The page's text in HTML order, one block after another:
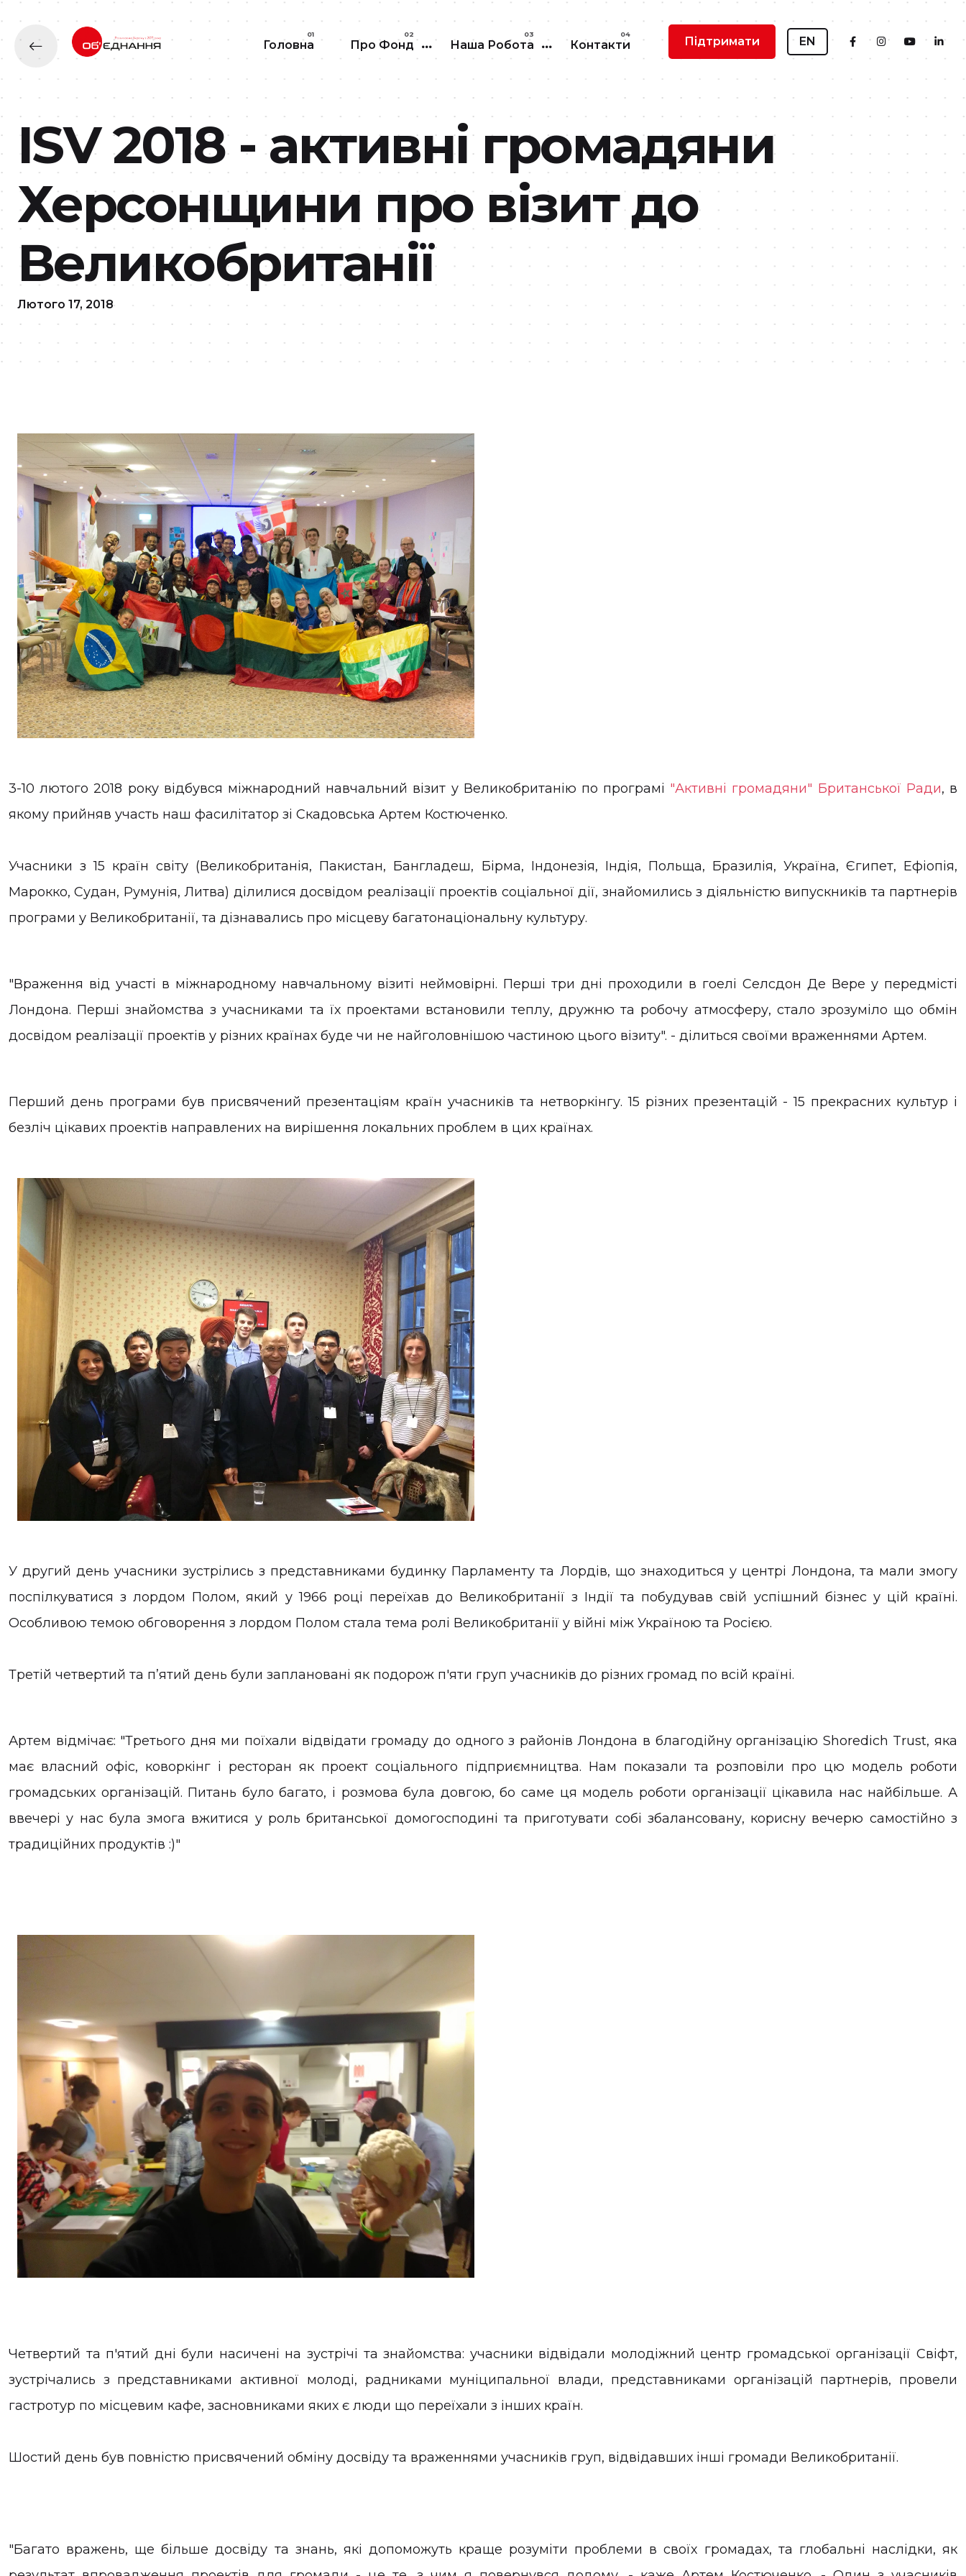
Перейти до основного вмісту
Головна
Про Фонд Наша Робота Контакти Підтримати EN
ISV 2018 - активні громадяни
Херсонщини про візит до
Великобританії
Лютого 17, 2018
3-10 лютого 2018 року відбувся міжнародний навчальний візит у Великобританію по програмі "Активні громадяни" Британської Ради, в
якому прийняв участь наш фасилітатор зі Скадовська Артем Костюченко.
Учасники з 15 країн світу (Великобританія, Пакистан, Бангладеш, Бірма, Індонезія, Індія, Польща, Бразилія, Україна, Єгипет, Ефіопія,
Марокко, Судан, Румунія, Литва) ділилися досвідом реалізації проектів соціальної дії, знайомились з діяльністю випускників та партнерів
програми у Великобританії, та дізнавались про місцеву багатонаціональну культуру.
"Враження від участі в міжнародному навчальному візиті неймовірні. Перші три дні проходили в гоелі Селсдон Де Вере у передмісті
Лондона. Перші знайомства з учасниками та їх проектами встановили теплу, дружню та робочу атмосферу, стало зрозуміло що обмін
досвідом реалізації проектів у різних країнах буде чи не найголовнішою частиною цього візиту". - ділиться своїми враженнями Артем.
Перший день програми був присвячений презентаціям країн учасників та нетворкінгу. 15 різних презентацій - 15 прекрасних культур і
безліч цікавих проектів направлених на вирішення локальних проблем в цих країнах.
У другий день учасники зустрілись з представниками будинку Парламенту та Лордів, що знаходиться у центрі Лондона, та мали змогу
поспілкуватися з лордом Полом, який у 1966 році переїхав до Великобританії з Індії та побудував свій успішний бізнес у цій країні.
Особливою темою обговорення з лордом Полом стала тема ролі Великобританії у війні між Україною та Росією.
Третій четвертий та п’ятий день були заплановані як подорож п'яти груп учасників до різних громад по всій країні.
Артем відмічає: "Третього дня ми поїхали відвідати громаду до одного з районів Лондона в благодійну організацію Shoredich Trust, яка
має власний офіс, коворкінг і ресторан як проект соціального підприємництва. Нам показали та розповіли про цю модель роботи
громадських організацій. Питань було багато, і розмова була довгою, бо саме ця модель роботи організації цікавила нас найбільше. А
ввечері у нас була змога вжитися у роль британської домогосподині та приготувати собі збалансовану, корисну вечерю самостійно з
традиційних продуктів :)"
Четвертий та п'ятий дні були насичені на зустрічі та знайомства: учасники відвідали молодіжний центр громадської організації Свіфт,
зустрічались з представниками активної молоді, радниками муніципальної влади, представниками організацій партнерів, провели
гастротур по місцевим кафе, засновниками яких є люди що переїхали з інших країн.
Шостий день був повністю присвячений обміну досвіду та враженнями учасників груп, відвідавших інші громади Великобританії.
"Багато вражень, ще більше досвіду та знань, які допоможуть краще розуміти проблеми в своїх громадах, та глобальні наслідки, як